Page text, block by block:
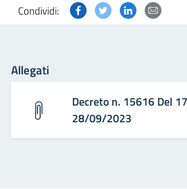
Condividi: Condividi questa
CondividiCondividi
Allegati
Decreto n. 15616 Del
28/09/2023